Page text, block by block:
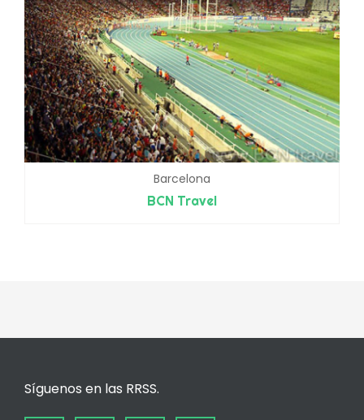
Barcelona
BCN Travel
Síguenos en las RRSS.